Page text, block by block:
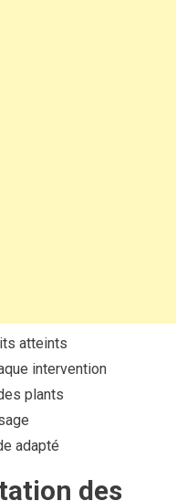
atteints
intervention
plants
adapté
des